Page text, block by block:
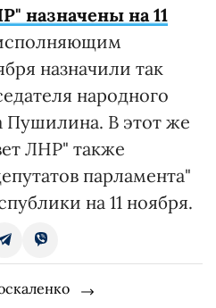
назначены на 11
назначили так
народного
Пушилина. В этот же
ЛНР" также
парламента"
на 11 ноября.